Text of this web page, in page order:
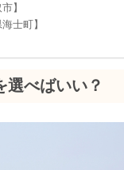
】
士町】
選べばいい？